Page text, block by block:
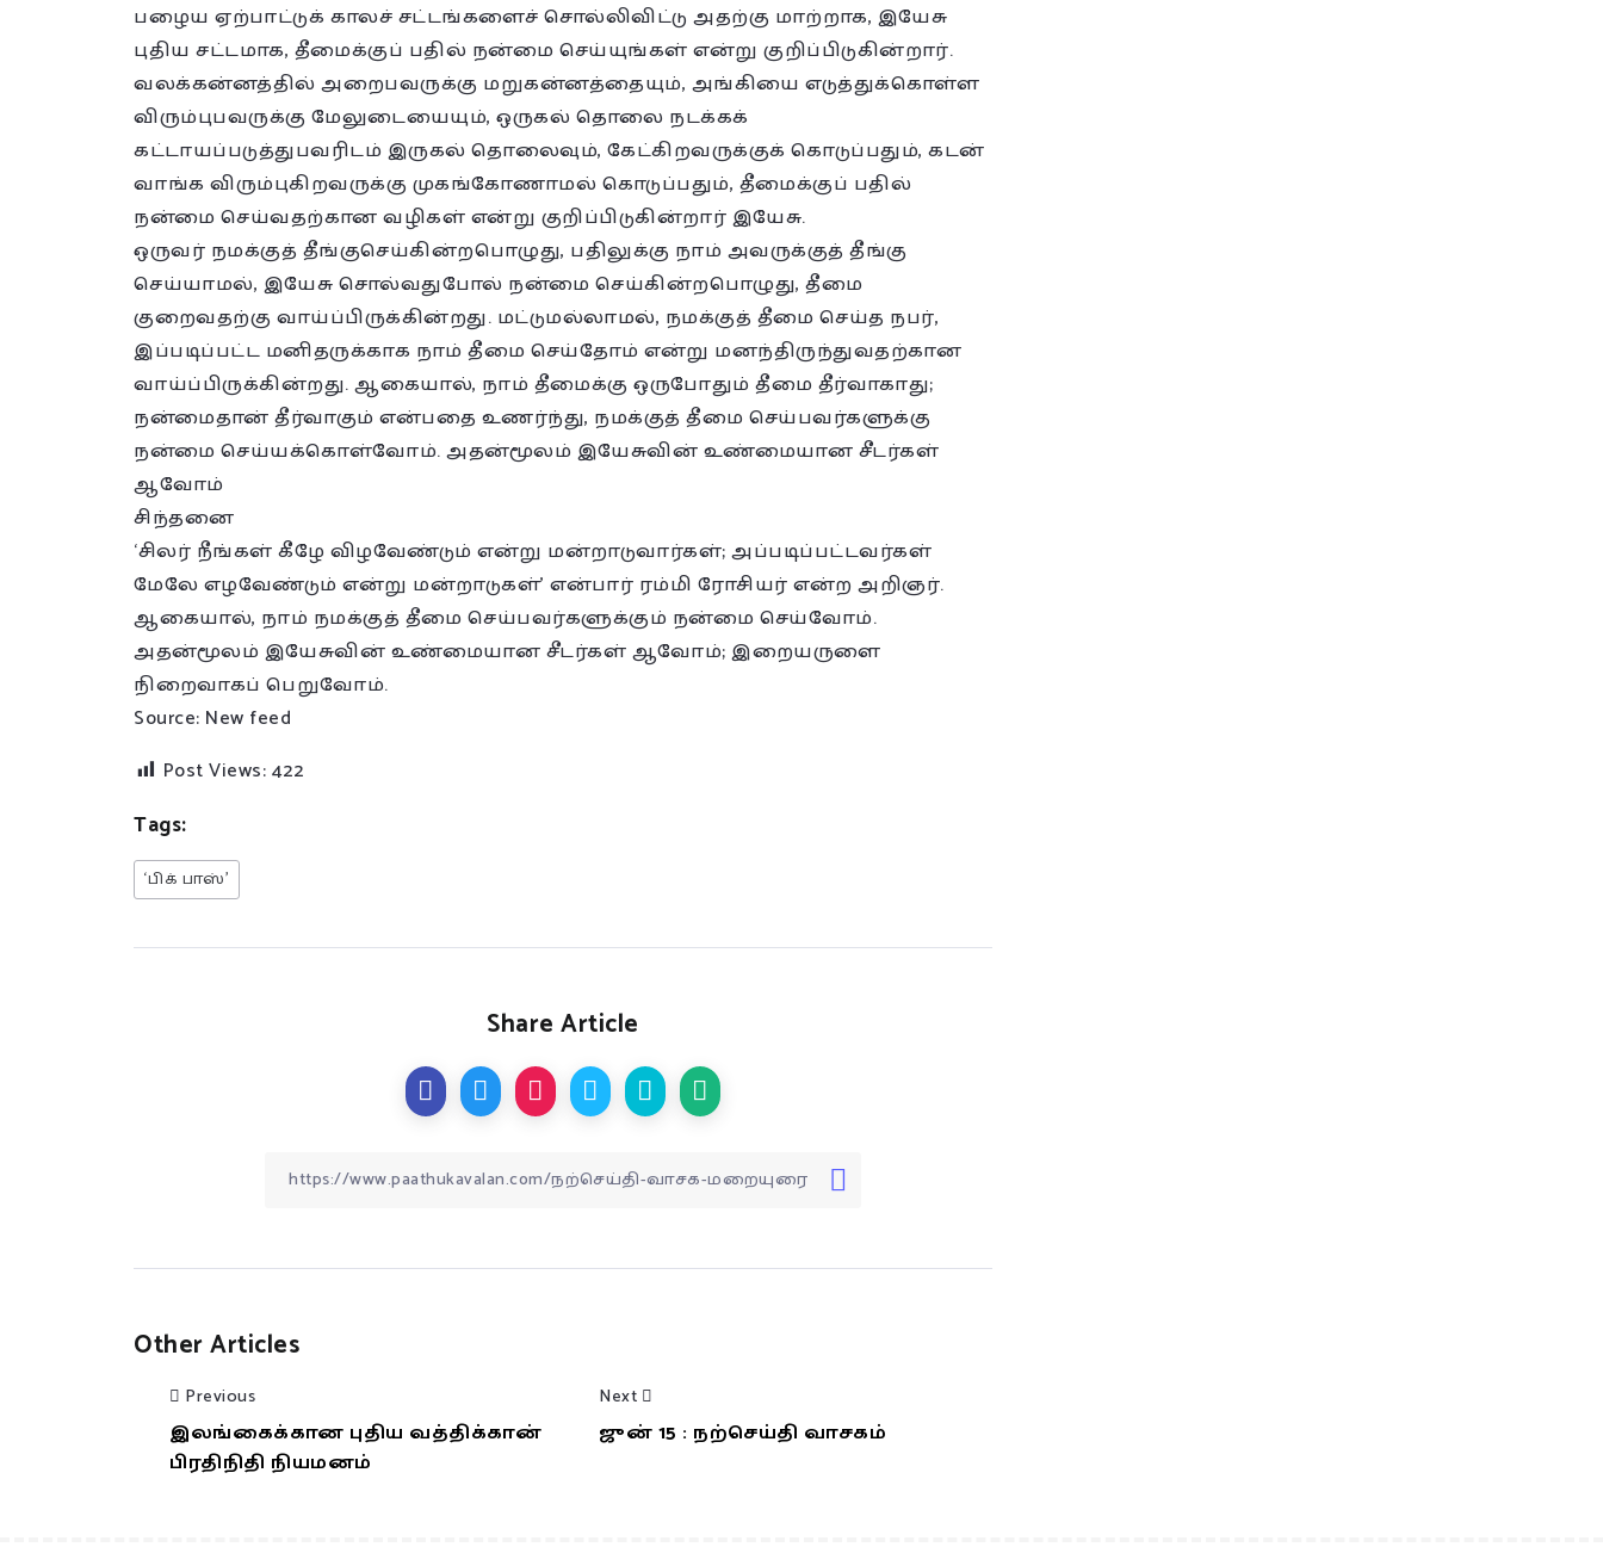
பழைய ஏற்பாட்டுக் காலச் சட்டங்களைச் சொல்லிவிட்டு அதற்கு மாற்றாக, இயேசு
புதிய சட்டமாக, தீமைக்குப் பதில் நன்மை செய்யுங்கள் என்று குறிப்பிடுகின்றார்.
வலக்கன்னத்தில் அறைபவருக்கு மறுகன்னத்தையும், அங்கியை எடுத்துக்கொள்ள
விரும்புபவருக்கு மேலுடையையும், ஒருகல் தொலை நடக்கக்
கட்டாயப்படுத்துபவரிடம் இருகல் தொலைவும், கேட்கிறவருக்குக் கொடுப்பதும், கடன்
வாங்க விரும்புகிறவருக்கு முகங்கோணாமல் கொடுப்பதும், தீமைக்குப் பதில்
நன்மை செய்வதற்கான வழிகள் என்று குறிப்பிடுகின்றார் இயேசு.
ஒருவர் நமக்குத் தீங்குசெய்கின்றபொழுது, பதிலுக்கு நாம் அவருக்குத் தீங்கு
செய்யாமல், இயேசு சொல்வதுபோல் நன்மை செய்கின்றபொழுது, தீமை
குறைவதற்கு வாய்ப்பிருக்கின்றது. மட்டுமல்லாமல், நமக்குத் தீமை செய்த நபர்,
இப்படிப்பட்ட மனிதருக்காக நாம் தீமை செய்தோம் என்று மனந்திருந்துவதற்கான
வாய்ப்பிருக்கின்றது. ஆகையால், நாம் தீமைக்கு ஒருபோதும் தீமை தீர்வாகாது;
நன்மைதான் தீர்வாகும் என்பதை உணர்ந்து, நமக்குத் தீமை செய்பவர்களுக்கு
நன்மை செய்யக்கொள்வோம். அதன்மூலம் இயேசுவின் உண்மையான சீடர்கள்
ஆவோம்
சிந்தனை
‘சிலர் நீங்கள் கீழே விழவேண்டும் என்று மன்றாடுவார்கள்; அப்படிப்பட்டவர்கள்
மேலே எழவேண்டும் என்று மன்றாடுகள்’ என்பார் ரம்மி ரோசியர் என்ற அறிஞர்.
ஆகையால், நாம் நமக்குத் தீமை செய்பவர்களுக்கும் நன்மை செய்வோம்.
அதன்மூலம் இயேசுவின் உண்மையான சீடர்கள் ஆவோம்; இறையருளை
நிறைவாகப் பெறுவோம்.
Source: New feed
Post Views:422
Tags:
‘பிக் பாஸ்’
Share Article
Other Articles
Previous
இலங்கைக்கான புதிய வத்திக்கான்
பிரதிநிதி நியமனம்
Next
ஜுன் 15 : நற்செய்தி வாசகம்